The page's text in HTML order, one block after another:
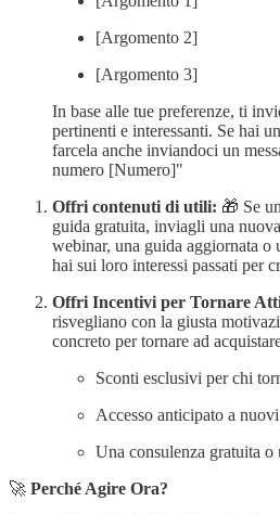
[Argomento 2]
[Argomento 3]
In base alle tue preferenze, ti
pertinenti e interessanti. Se hai
farcela anche inviandoci un
numero [Numero]"
Offri contenuti di utili: 🎁 Se
guida gratuita, inviagli una
webinar, una guida aggiornata o
hai sui loro interessi passati per
Offri Incentivi per Tornare
risvegliano con la giusta
concreto per tornare ad
Sconti esclusivi per chi
Accesso anticipato a
Una consulenza gratuita o
🚀 Perché Agire Ora?